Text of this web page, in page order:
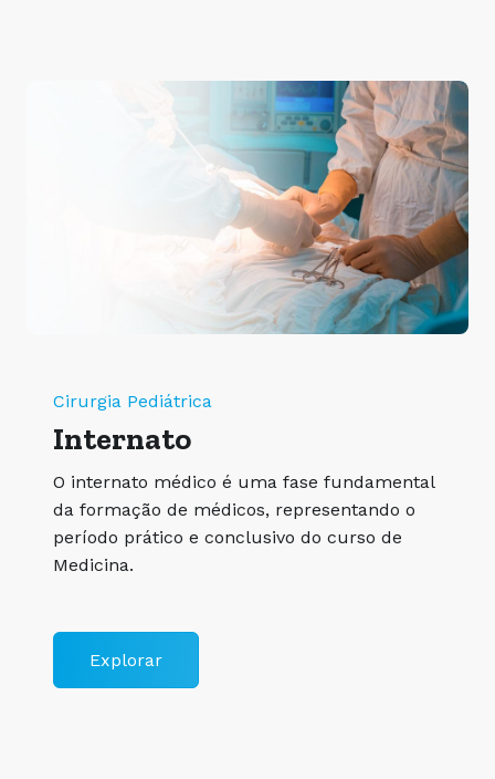
Cirurgia Pediátrica
Internato
O internato médico é uma fase fundamental
da formação de médicos, representando o
período prático e conclusivo do curso de
Medicina.
Explorar